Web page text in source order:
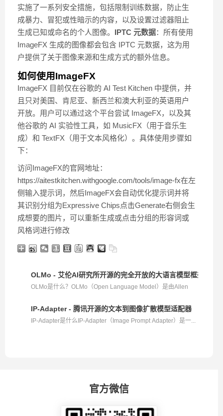
实施了一系列安全措施，包括限制训练数据，防止生
成暴力、冒犯或性暗示的内容，以及设置过滤器阻止
生成已知或命名的个人图像。 IPTC 元数据：所有使用
ImageFX 生成的图像都会包含 IPTC 元数据，这为用
户提供了关于图像来源和生成方式的额外信息。
如何使用ImageFX
ImageFX 目前仅在谷歌的 AI Test Kitchen 中提供，并
且只对美国、肯尼亚、新西兰和澳大利亚的英语用户
开放。用户可以通过这个平台尝试 ImageFX，以及其
他谷歌的 AI 实验性工具，如 MusicFX（用于音乐生
成）和 TextFX（用于文本风格化）。具体使用步骤如
下：
访问ImageFX的官网地址：
https://aitestkitchen.withgoogle.com/tools/image-fx在左
侧输入提示词，然后ImageFX会自动优化提示词并将
其识别分组为Expressive Chips点击Generate右侧会生
成想要的图片，可以重新生成或点击分组的形容词或
风格词进行修改
OLMo - 艾伦AI研究所开源的完全开放的大语言模型框架
OLMo是什么？OLMo（Open Language Model）是由Allen
IP-Adapter - 腾讯开源的文本到图像扩散模型适配器
IP-Adapter是什么IP-Adapter（Image Prompt Adapter）是一...
官方微信